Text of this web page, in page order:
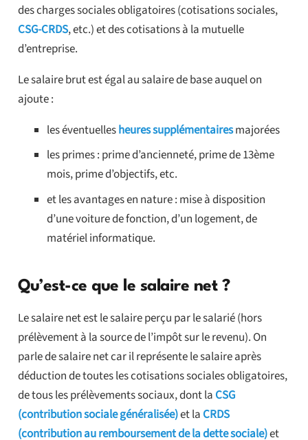
des charges sociales obligatoires (cotisations sociales,
CSG-CRDS, etc.) et des cotisations à la mutuelle
d’entreprise.
Le salaire brut est égal au salaire de base auquel on
ajoute :
les éventuellesheures supplémentairesmajorées
les primes : prime d’ancienneté, prime de 13ème
mois, prime d’objectifs, etc.
et les avantages en nature : mise à disposition
d’une voiture de fonction, d’un logement, de
matériel informatique.
Qu’est-ce que le salaire net ?
Le salaire net est le salaire perçu par le salarié (hors
prélèvement à la source de l’impôt sur le revenu). On
parle de salaire net car il représente le salaire après
déduction de toutes les cotisations sociales obligatoires,
de tous les prélèvements sociaux, dont la CSG
(contribution sociale généralisée)et la CRDS
(contribution au remboursement de la dette sociale)et